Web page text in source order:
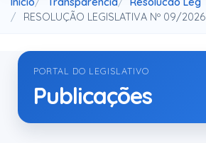
RESOLUÇÃO LEGISLATIVA Nº 09/2026
PORTAL DO LEGISLATIVO
Publicações